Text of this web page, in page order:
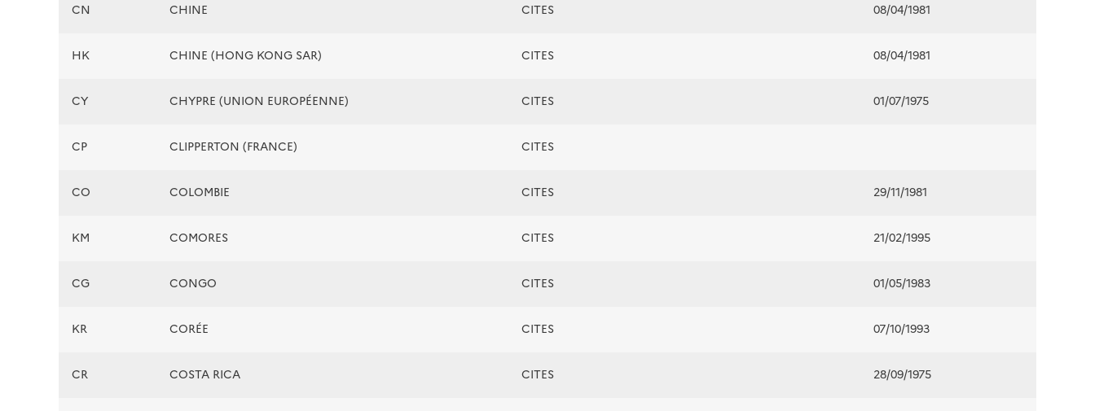
CN CHINE CITES 08/04/1981
HK CHINE (HONG KONG SAR) CITES 08/04/1981
CY CHYPRE (UNION EUROPÉENNE) CITES 01/07/1975
CP CLIPPERTON (FRANCE) CITES
CO COLOMBIE CITES 29/11/1981
KM COMORES CITES 21/02/1995
CG CONGO CITES 01/05/1983
KR CORÉE CITES 07/10/1993
CR COSTA RICA CITES 28/09/1975